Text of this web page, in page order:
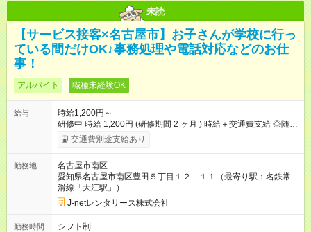
未読
【サービス接客×名古屋市】お子さんが学校に行っ
ている間だけOK♪事務処理や電話対応などのお仕
事！
アルバイト 職種未経験OK
給与
時給1,200円～
研修中 時給 1,200円 (研修期間 2 ヶ月 ) 時給＋交通費支給 ◎随時
昇給あり できることが増えるごとに時給アップ！ 評価項目もあ
るので、頑張りに応じた昇給が可能です。 扶養内やフルタイム
用期間】試用期間あり 試用期間の長さ：2ヶ月 雇用形態、給与
は本採用時と同じです。 試用期間2か月の間は、お試し期間とし
て就業いただけます！
交通費別途支給あり
勤務地
名古屋市南区
愛知県名古屋市南区豊田５丁目１２－１１（最寄り駅：名鉄常
滑線「大江駅」）
J-netレンタリース株式会社
勤務時間
シフト制